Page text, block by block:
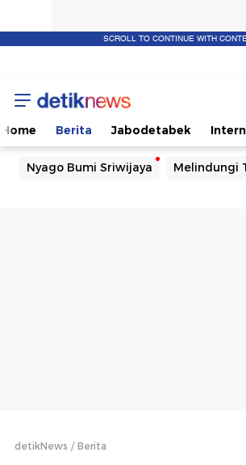
SCROLL TO CONTINUE WITH
Home Berita Jabodetabek
Nyago Bumi Sriwijaya Melindungi
detikNews Berita